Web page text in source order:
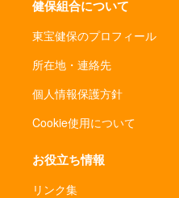
健保組合について
東宝健保のプロフィール
所在地・連絡先
個人情報保護方針
Cookie使用について
お役立ち情報
リンク集